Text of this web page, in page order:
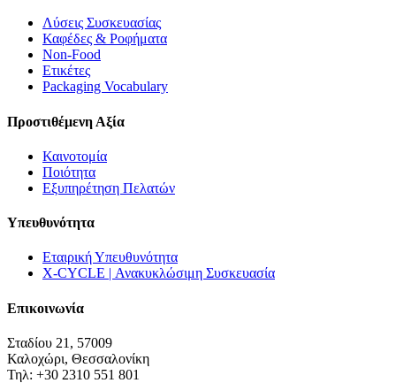
Λύσεις Συσκευασίας
Καφέδες & Ροφήματα
Non-Food
Ετικέτες
Packaging Vocabulary
Προστιθέμενη Αξία
Καινοτομία
Ποιότητα
Εξυπηρέτηση Πελατών
Υπευθυνότητα
Εταιρική Υπευθυνότητα
X-CYCLE | Ανακυκλώσιμη Συσκευασία
Επικοινωνία
Σταδίου 21, 57009
Καλοχώρι, Θεσσαλονίκη
Τηλ: +30 2310 551 801